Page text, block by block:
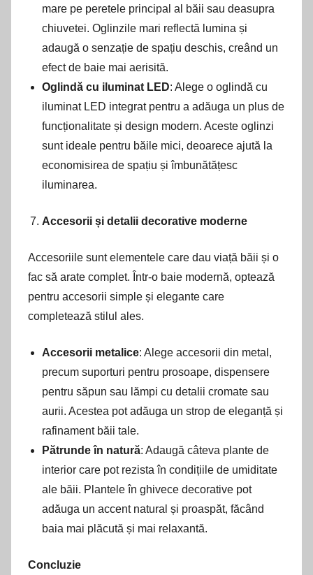
mare pe peretele principal al băii sau deasupra
chiuvetei. Oglinzile mari reflectă lumina și
adaugă o senzație de spațiu deschis, creând un
efect de baie mai aerisită.
Oglindă cu iluminat LED: Alege o oglindă cu
iluminat LED integrat pentru a adăuga un plus de
funcționalitate și design modern. Aceste oglinzi
sunt ideale pentru băile mici, deoarece ajută la
economisirea de spațiu și îmbunătățesc
iluminarea.
Accesorii și detalii decorative moderne
Accesoriile sunt elementele care dau viață băii și o
fac să arate complet. Într-o baie modernă, optează
pentru accesorii simple și elegante care
completează stilul ales.
Accesorii metalice: Alege accesorii din metal,
precum suporturi pentru prosoape, dispensere
pentru săpun sau lămpi cu detalii cromate sau
aurii. Acestea pot adăuga un strop de eleganță și
rafinament băii tale.
Pătrunde în natură: Adaugă câteva plante de
interior care pot rezista în condițiile de umiditate
ale băii. Plantele în ghivece decorative pot
adăuga un accent natural și proaspăt, făcând
baia mai plăcută și mai relaxantă.
Concluzie